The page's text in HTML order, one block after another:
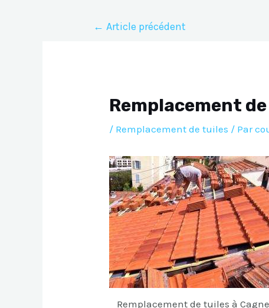
Navigation
← Article précédent
Remplacement
/ Remplacement de tuiles / Par
Remplacement de tuiles à